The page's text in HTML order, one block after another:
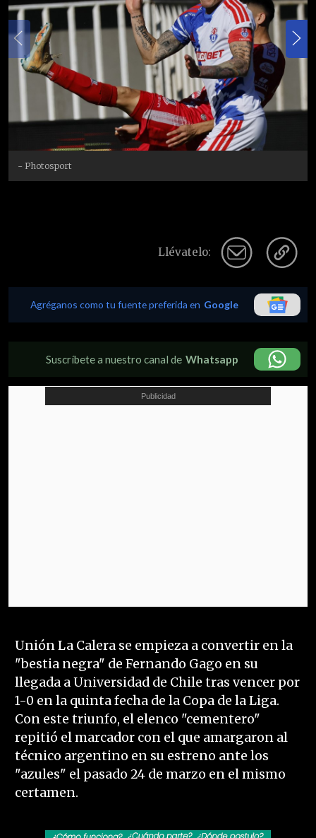
- Photosport
Llévatelo:
Agréganos como tu fuente preferida en Google
Suscríbete a nuestro canal de Whatsapp
Unión La Calera se empieza a convertir en la
"bestia negra" de Fernando Gago en su
llegada a Universidad de Chile tras vencer por
1-0 en la quinta fecha de la Copa de la Liga.
Con este triunfo, el elenco "cementero"
repitió el marcador con el que amargaron al
técnico argentino en su estreno ante los
"azules" el pasado 24 de marzo en el mismo
certamen.